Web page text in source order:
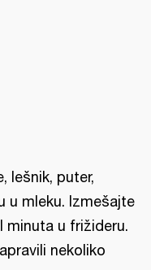
lešnik, puter,
u mleku. Izmešajte
minuta u frižideru.
nekoliko